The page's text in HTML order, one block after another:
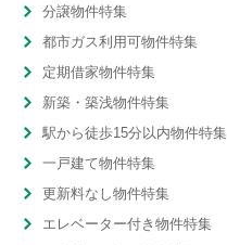
分譲物件特集
都市ガス利用可物件特集
定期借家物件特集
新築・築浅物件特集
駅から徒歩15分以内物件特集
一戸建て物件特集
更新料なし物件特集
エレベーター付き物件特集